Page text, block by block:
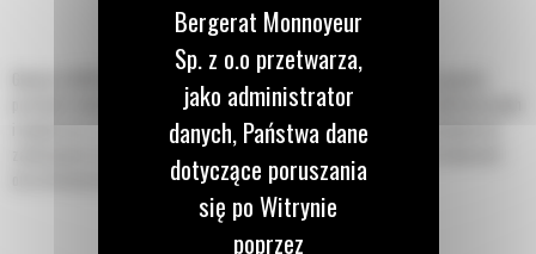
Głowice Cat® do kopania rowów zostały zaprojektowane do wycinania wąskich,
prostych rowów w ziemi przed układaniem przewodów elektrycznych, telefonicznych
i innych oraz rur wodnych czy gazowych. Głowice do kopania rowów są idealne do
zastosowań na terenach mieszkalnych, przemysłowych i rolniczych, na budowach
oraz do konserwacji trawników i pól golfowych.
Bergerat Monnoyeur
Sp. z o.o przetwarza,
jako administrator
danych, Państwa dane
dotyczące poruszania
się po Witrynie
poprzez